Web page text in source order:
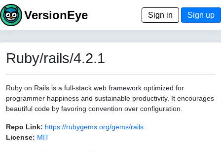
VersionEye Sign in Sign up
Ruby/rails/4.2.1
Ruby on Rails is a full-stack web framework optimized for
programmer happiness and sustainable productivity. It encourages
beautiful code by favoring convention over configuration.
Repo Link: https://rubygems.org/gems/rails
License: MIT